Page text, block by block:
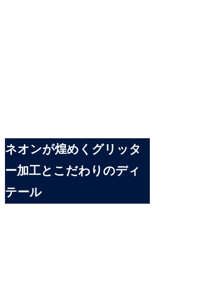
ネオンが煌めくグリッタ
ー加工とこだわりのディ
テール